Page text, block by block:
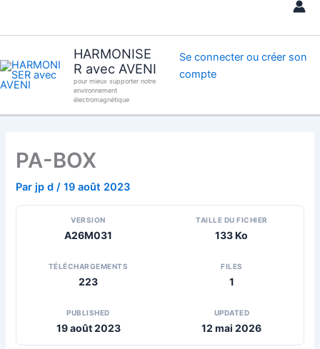
HARMONISE
R avec AVENI
pour mieux supporter notre
environnement
électromagnétique
Se connecter ou créer son
compte
PA-BOX
Par jp d/19 août 2023
VERSION
A26M031
TAILLE DU FICHIER
133 Ko
TÉLÉCHARGEMENTS
223
FILES
1
PUBLISHED
19 août 2023
UPDATED
12 mai 2026